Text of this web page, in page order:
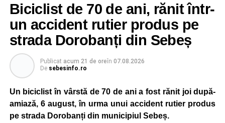
Biciclist de 70 de ani, rănit într-
un accident rutier produs pe
strada Dorobanți din Sebeș
Publicat acum 21 de oreîn 07.08.2026
De sebesinfo.ro
Un biciclist în vârstă de 70 de ani a fost rănit joi după-
amiază, 6 august, în urma unui accident rutier produs
pe strada Dorobanți din municipiul Sebeș.